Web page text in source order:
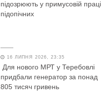
підозрюють у примусовій праці
підопічних
16 ЛИПНЯ 2026, 23:35
Для нового МРТ у Теребовлі
придбали генератор за понад
805 тисяч гривень